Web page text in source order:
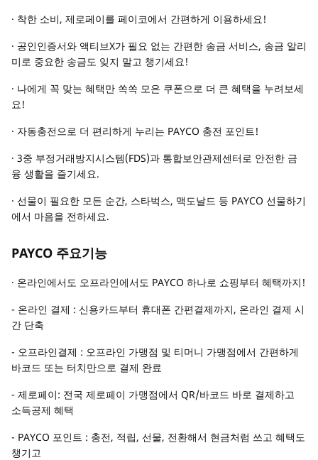
· 착한 소비, 제로페이를 페이코에서 간편하게 이용하세요!
· 공인인증서와 액티브X가 필요 없는 간편한 송금 서비스, 송금 알리
미로 중요한 송금도 잊지 말고 챙기세요!
· 나에게 꼭 맞는 혜택만 쏙쏙 모은 쿠폰으로 더 큰 혜택을 누려보세
요!
· 자동충전으로 더 편리하게 누리는 PAYCO 충전 포인트!
· 3중 부정거래방지시스템(FDS)과 통합보안관제센터로 안전한 금
융 생활을 즐기세요.
· 선물이 필요한 모든 순간, 스타벅스, 맥도날드 등 PAYCO 선물하기
에서 마음을 전하세요.
PAYCO 주요기능
· 온라인에서도 오프라인에서도 PAYCO 하나로 쇼핑부터 혜택까지!
- 온라인 결제 : 신용카드부터 휴대폰 간편결제까지, 온라인 결제 시
간 단축
- 오프라인결제 : 오프라인 가맹점 및 티머니 가맹점에서 간편하게
바코드 또는 터치만으로 결제 완료
- 제로페이: 전국 제로페이 가맹점에서 QR/바코드 바로 결제하고
소득공제 혜택
- PAYCO 포인트 : 충전, 적립, 선물, 전환해서 현금처럼 쓰고 혜택도
챙기고